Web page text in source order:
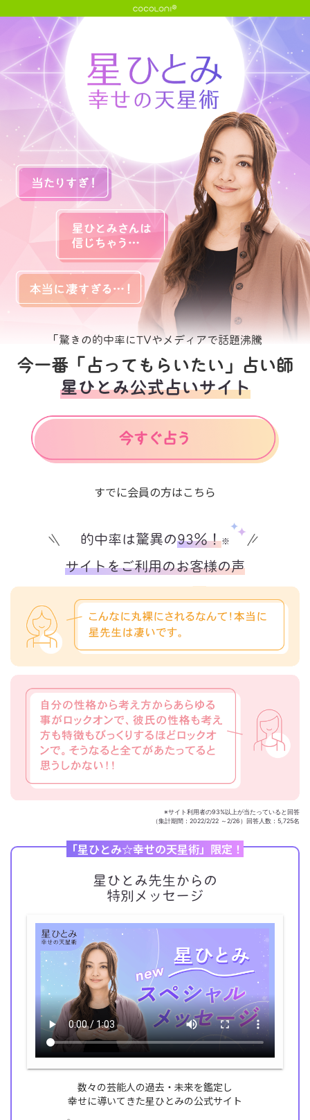
「驚きの的中率にTVやメディアで話題沸騰
今一番「占ってもらいたい」占い師
星ひとみ公式占いサイト
すでに会員の方はこちら
的中率は驚異の93%！※
サイトをご利用のお客様の声
※サイト利用者の93%以上が当たっていると回答
（集計期間：2022/2/22 ～2/26）回答人数：5,725名
「星ひとみ☆幸せの天星術」限定！
星ひとみ先生からの
特別メッセージ
数々の芸能人の過去・未来を鑑定し
幸せに導いてきた星ひとみの公式サイト